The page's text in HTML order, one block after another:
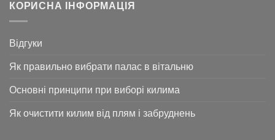
КОРИСНА ІНФОРМАЦІЯ
Відгуки
Як правильно вибрати палас в вітальню
Основні принципи при виборі килима
Як очистити килим від плям і забруднень